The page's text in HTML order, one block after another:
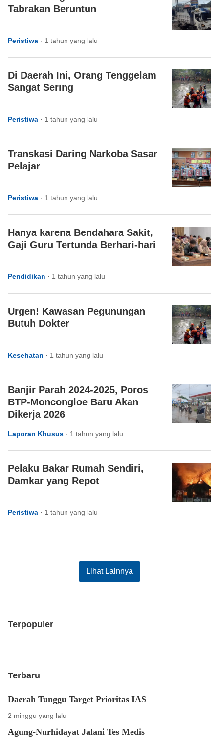
Tabrakan Beruntun
Peristiwa · 1 tahun yang lalu
Di Daerah Ini, Orang Tenggelam
Sangat Sering
Peristiwa · 1 tahun yang lalu
Transkasi Daring Narkoba Sasar
Pelajar
Peristiwa · 1 tahun yang lalu
Hanya karena Bendahara Sakit,
Gaji Guru Tertunda Berhari-hari
Pendidikan · 1 tahun yang lalu
Urgen! Kawasan Pegunungan
Butuh Dokter
Kesehatan · 1 tahun yang lalu
Banjir Parah 2024-2025, Poros
BTP-Moncongloe Baru Akan
Dikerja 2026
Laporan Khusus · 1 tahun yang lalu
Pelaku Bakar Rumah Sendiri,
Damkar yang Repot
Peristiwa · 1 tahun yang lalu
Lihat Lainnya
Terpopuler
Terbaru
Daerah Tunggu Target Prioritas IAS
2 minggu yang lalu
Agung-Nurhidayat Jalani Tes Medis